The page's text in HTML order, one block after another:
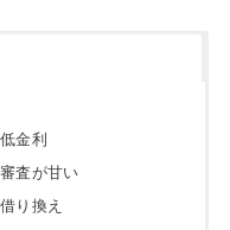
低金利
審査が甘い
借り換え